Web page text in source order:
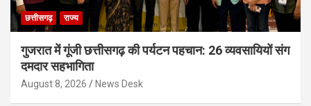
छत्तीसगढ़ राज्य
गुजरात में गूंजी छत्तीसगढ़ की पर्यटन पहचान: 26 व्यवसायियों संग
दमदार सहभागिता
August 8, 2026 News Desk